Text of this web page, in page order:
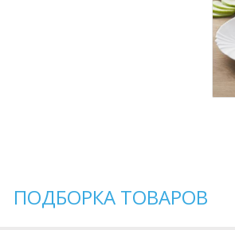
ПОДБОРКА ТОВАРОВ